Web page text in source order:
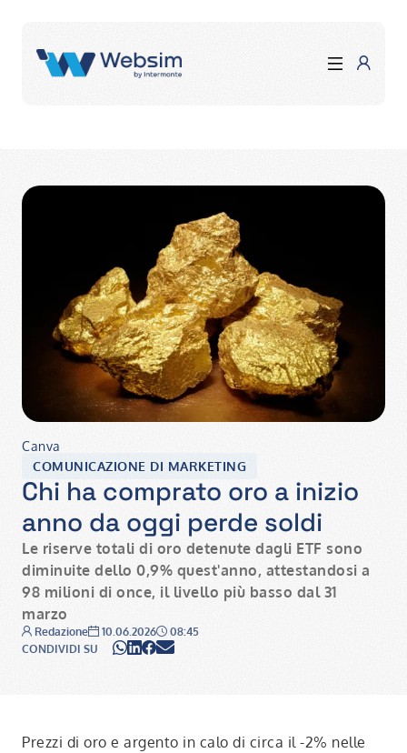
COMUNICAZIONE DI MARKETING
Chi ha comprato oro a inizio
anno da oggi perde soldi
Le riserve totali di oro detenute dagli ETF sono
diminuite dello 0,9% quest'anno, attestandosi a
98 milioni di once, il livello più basso dal 31
marzo
Autore:
Redazione Data:
10.06.2026 Ora:
08:45
CONDIVIDI SU
WhatsApp
LinkedIn
Facebook
Email
Canva
Prezzi di oro e argento in calo di circa il -2% nelle